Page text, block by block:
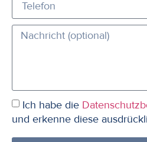
Ich habe die
und erkenne diese